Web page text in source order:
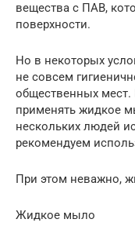
вещества с ПАВ,
поверхности.
Но в некоторых
не совсем
общественных мест.
применять жидкое
нескольких людей
рекомендуем
При этом неважно,
Жидкое мыло